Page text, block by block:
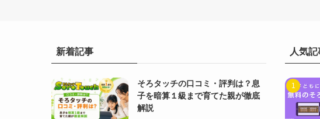
新着記事
そろタッチの口コミ・評判は？息
子を暗算１級まで育てた親が徹底
解説
人気記